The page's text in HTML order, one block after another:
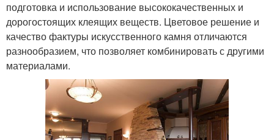
подготовка и использование высококачественных и
дорогостоящих клеящих веществ. Цветовое решение и
качество фактуры искусственного камня отличаются
разнообразием, что позволяет комбинировать с другими
материалами.